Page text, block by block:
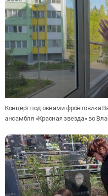
Концерт под окнами фронтовика
ансамбля «Красная звезда» во